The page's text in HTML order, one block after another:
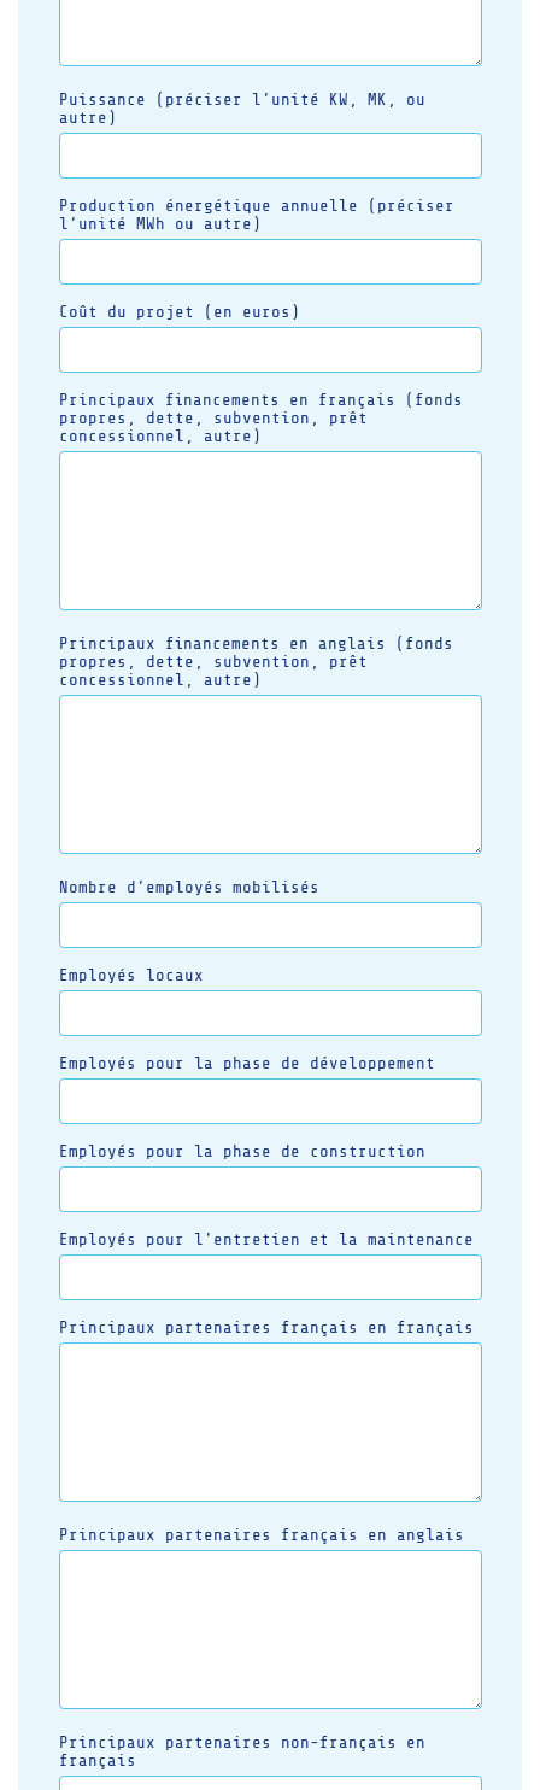
Puissance (préciser l’unité KW, MK, ou
autre)
Production énergétique annuelle (préciser
l’unité MWh ou autre)
Coût du projet (en euros)
Principaux financements en français (fonds
propres, dette, subvention, prêt
concessionnel, autre)
Principaux financements en anglais (fonds
propres, dette, subvention, prêt
concessionnel, autre)
Nombre d’employés mobilisés
Employés locaux
Employés pour la phase de développement
Employés pour la phase de construction
Employés pour l'entretien et la maintenance
Principaux partenaires français en français
Principaux partenaires français en anglais
Principaux partenaires non-français en
français